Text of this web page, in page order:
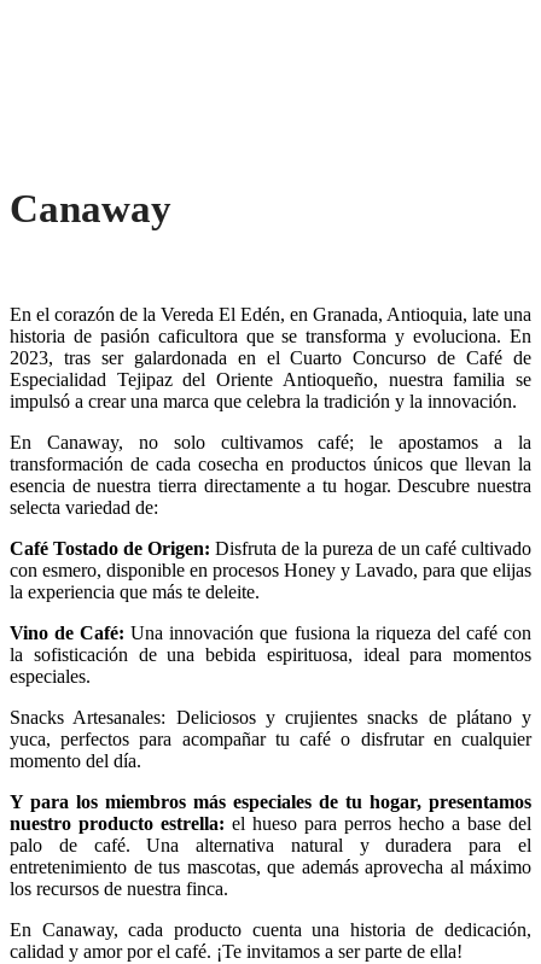
Canaway
En el corazón de la Vereda El Edén, en Granada, Antioquia, late una
historia de pasión caficultora que se transforma y evoluciona. En
2023, tras ser galardonada en el Cuarto Concurso de Café de
Especialidad Tejipaz del Oriente Antioqueño, nuestra familia se
impulsó a crear una marca que celebra la tradición y la innovación.
En Canaway, no solo cultivamos café; le apostamos a la
transformación de cada cosecha en productos únicos que llevan la
esencia de nuestra tierra directamente a tu hogar. Descubre nuestra
selecta variedad de:
Café Tostado de Origen: Disfruta de la pureza de un café cultivado
con esmero, disponible en procesos Honey y Lavado, para que elijas
la experiencia que más te deleite.
Vino de Café: Una innovación que fusiona la riqueza del café con
la sofisticación de una bebida espirituosa, ideal para momentos
especiales.
Snacks Artesanales: Deliciosos y crujientes snacks de plátano y
yuca, perfectos para acompañar tu café o disfrutar en cualquier
momento del día.
Y para los miembros más especiales de tu hogar, presentamos
nuestro producto estrella: el hueso para perros hecho a base del
palo de café. Una alternativa natural y duradera para el
entretenimiento de tus mascotas, que además aprovecha al máximo
los recursos de nuestra finca.
En Canaway, cada producto cuenta una historia de dedicación,
calidad y amor por el café. ¡Te invitamos a ser parte de ella!